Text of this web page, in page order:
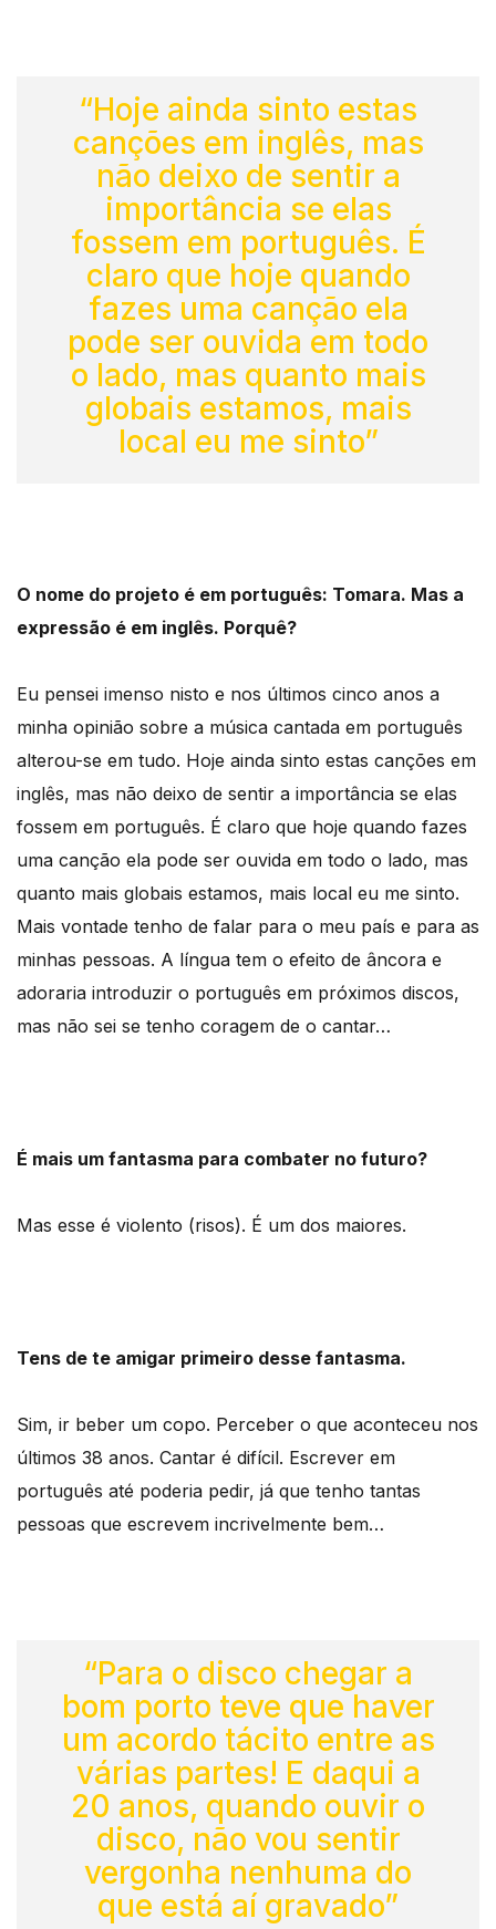
“Hoje ainda sinto estas
canções em inglês, mas
não deixo de sentir a
importância se elas
fossem em português. É
claro que hoje quando
fazes uma canção ela
pode ser ouvida em todo
o lado, mas quanto mais
globais estamos, mais
local eu me sinto”
O nome do projeto é em português: Tomara. Mas a
expressão é em inglês. Porquê?
Eu pensei imenso nisto e nos últimos cinco anos a
minha opinião sobre a música cantada em português
alterou-se em tudo. Hoje ainda sinto estas canções em
inglês, mas não deixo de sentir a importância se elas
fossem em português. É claro que hoje quando fazes
uma canção ela pode ser ouvida em todo o lado, mas
quanto mais globais estamos, mais local eu me sinto.
Mais vontade tenho de falar para o meu país e para as
minhas pessoas. A língua tem o efeito de âncora e
adoraria introduzir o português em próximos discos,
mas não sei se tenho coragem de o cantar…
É mais um fantasma para combater no futuro?
Mas esse é violento (risos). É um dos maiores.
Tens de te amigar primeiro desse fantasma.
Sim, ir beber um copo. Perceber o que aconteceu nos
últimos 38 anos. Cantar é difícil. Escrever em
português até poderia pedir, já que tenho tantas
pessoas que escrevem incrivelmente bem…
“Para o disco chegar a
bom porto teve que haver
um acordo tácito entre as
várias partes! E daqui a
20 anos, quando ouvir o
disco, não vou sentir
vergonha nenhuma do
que está aí gravado”